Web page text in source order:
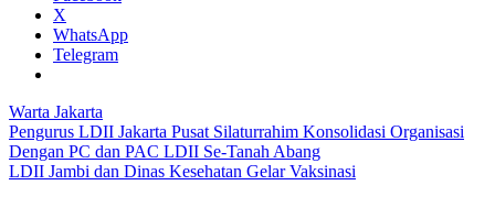
X
WhatsApp
Telegram
Warta Jakarta
Post
navigation
Pengurus LDII Jakarta Pusat Silaturrahim Konsolidasi Organisasi
Dengan PC dan PAC LDII Se-Tanah Abang
LDII Jambi dan Dinas Kesehatan Gelar Vaksinasi